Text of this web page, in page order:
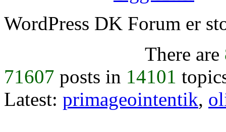
WordPress DK Forum er
There are
71607 posts in 14101
Latest: primageointentik,